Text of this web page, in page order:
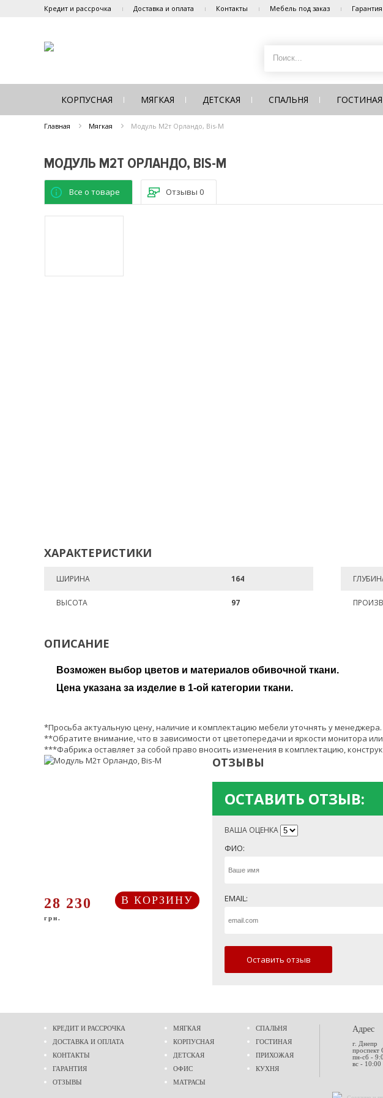
Кредит и рассрочка Доставка и оплата Контакты Мебель под заказ Гарантия
КОРПУСНАЯ МЯГКАЯ ДЕТСКАЯ СПАЛЬНЯ ГОСТИНАЯ
Главная Мягкая Модуль М2т Орландо, Bis-M
МОДУЛЬ М2Т ОРЛАНДО, BIS-M
Все о товаре Отзывы 0
ХАРАКТЕРИСТИКИ
ШИРИНА 164
ВЫСОТА 97
ОПИСАНИЕ
Возможен выбор цветов и материалов обивочной ткани.
Цена указана за изделие в 1-ой категории ткани.
*Просьба актуальную цену, наличие и комплектацию мебели уточнять у менеджера.
**Обратите внимание, что в зависимости от цветопередачи и яркости монитора
***Фабрика оставляет за собой право вносить изменения в комплектацию,
28 230
грн.
В КОРЗИНУ
ОТЗЫВЫ
ОСТАВИТЬ ОТЗЫВ:
ВАША ОЦЕНКА
ФИО:
EMAIL:
Оставить отзыв
КРЕДИТ И РАССРОЧКА
ДОСТАВКА И ОПЛАТА
КОНТАКТЫ
ГАРАНТИЯ
ОТЗЫВЫ
МЯГКАЯ
КОРПУСНАЯ
ДЕТСКАЯ
ОФИС
МАТРАСЫ
СПАЛЬНЯ
ГОСТИНАЯ
ПРИХОЖАЯ
КУХНЯ
Адрес
г. Днепр
проспект
пн-сб -
вс - 10:00